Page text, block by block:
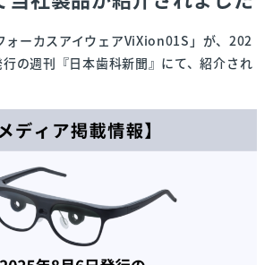
ォーカスアイウェアViXion01S」が、202
の週刊『日本歯科新聞』にて、紹介され